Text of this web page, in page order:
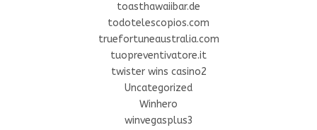
toasthawaiibar.de
todotelescopios.com
truefortuneaustralia.com
tuopreventivatore.it
twister wins casino2
Uncategorized
Winhero
winvegasplus3